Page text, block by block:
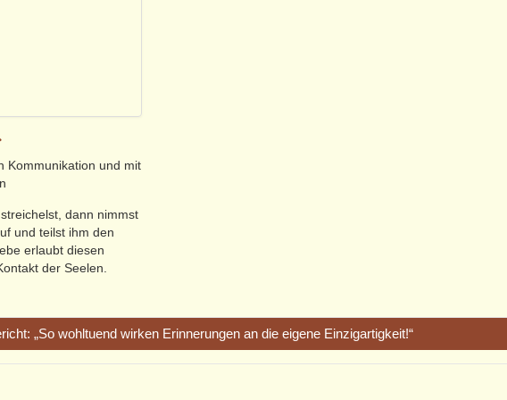
Kommunikation und mit
dann nimmst
und teilst ihm den
erlaubt diesen
der Seelen.
„So wohltuend wirken Erinnerungen an die eigene Einzigartigkeit!“